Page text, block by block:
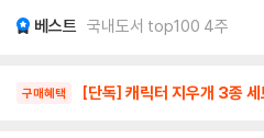
베스트 국내도서 top100 4주
구매혜택 [단독] 캐릭터 지우개 3종